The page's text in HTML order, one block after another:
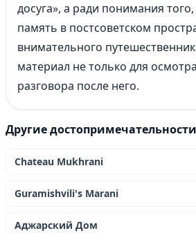
досуга», а ради понимания
память в постсоветском
внимательного
материал не только для
разговора после него.
Другие
Chateau Mukhrani
Guramishvili's Marani
Аджарский Дом